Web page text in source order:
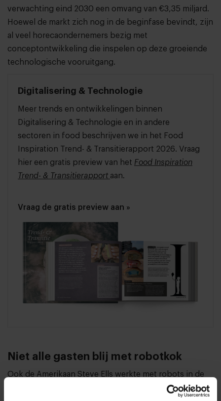
verwachting eind 2030 een omvang van €3,35 miljard.
Hoewel de markt zich nog in de beginfase bevindt, zijn
al veel horecaondernemers bezig met
conceptontwikkeling die inspelen op deze groeiende
technologische vooruitgang.
Digitalisering & Technologie
Meer trends en ontwikkelingen binnen
Digitalisering & Technologie en in andere
sectoren in food beschrijven we in het Food
Inspiration Trend- & Transitierapport 2026. Vraag
hier een gratis preview van het Food Inspiration
Trend- & Transitierapport aan.
Vraag de gratis preview aan »
Niet alle gasten blij met robotkok
Ook de Amerikaan Steve Ells werkte met robots in de
keuken. Ells is de, chef en oprichter van de zeer